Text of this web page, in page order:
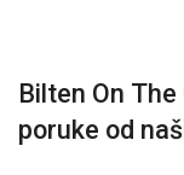
Bilten On
poruke od